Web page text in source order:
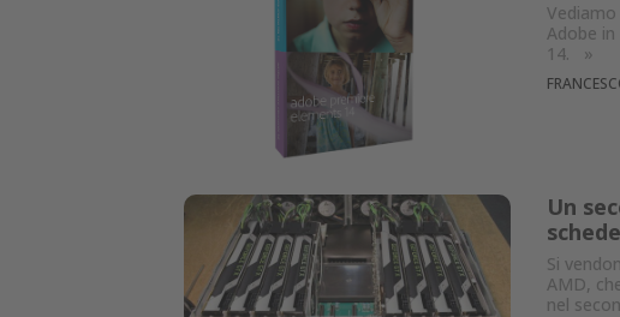
Adobe
14.
»
Un
Si
AMD,
nel